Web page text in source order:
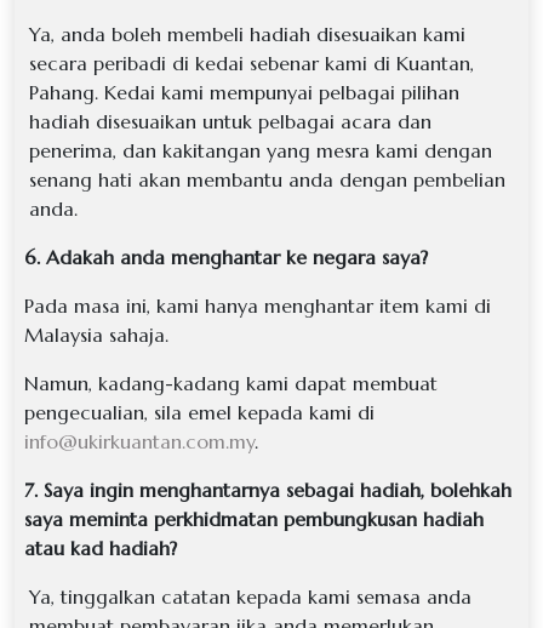
Ya, anda boleh membeli hadiah disesuaikan kami
secara peribadi di kedai sebenar kami di Kuantan,
Pahang. Kedai kami mempunyai pelbagai pilihan
hadiah disesuaikan untuk pelbagai acara dan
penerima, dan kakitangan yang mesra kami dengan
senang hati akan membantu anda dengan pembelian
anda.
6. Adakah anda menghantar ke negara saya?
Pada masa ini, kami hanya menghantar item kami di
Malaysia sahaja.
Namun, kadang-kadang kami dapat membuat
pengecualian, sila emel kepada kami di
info@ukirkuantan.com.my.
7. Saya ingin menghantarnya sebagai hadiah, bolehkah
saya meminta perkhidmatan pembungkusan hadiah
atau kad hadiah?
Ya, tinggalkan catatan kepada kami semasa anda